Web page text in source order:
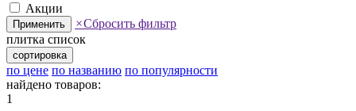
Акции
Применить ×Сбросить фильтр
плитка список
сортировка
по цене по названию по популярности
найдено товаров:
1